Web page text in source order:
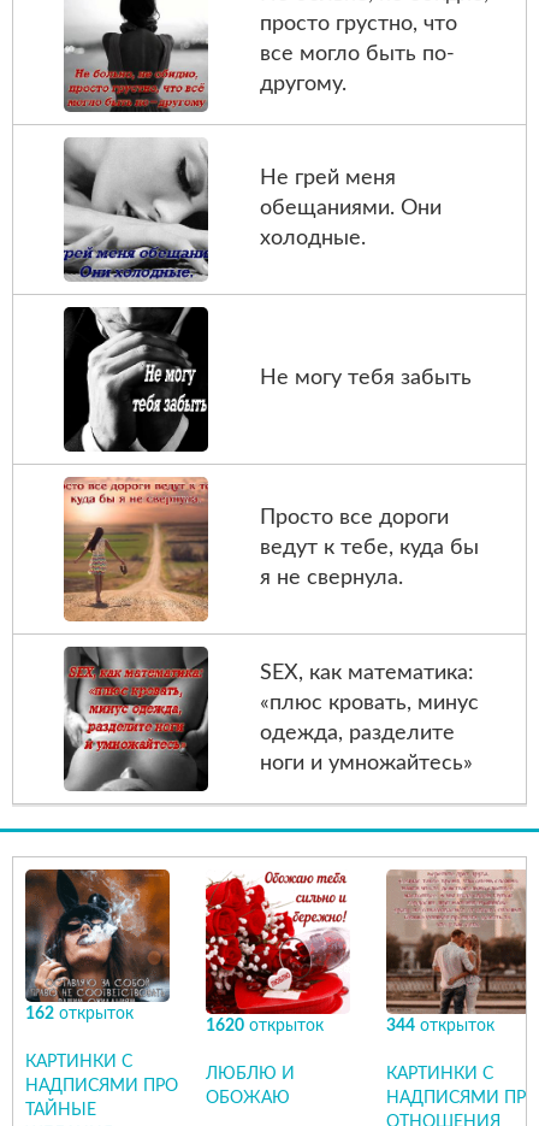
просто грустно, что
все могло быть по-
другому.
Не грей меня
обещаниями. Они
холодные.
Не могу тебя забыть
Просто все дороги
ведут к тебе, куда бы
я не свернула.
SEX, как математика:
«плюс кровать, минус
одежда, разделите
ноги и умножайтесь»
162 открыток
КАРТИНКИ С
НАДПИСЯМИ ПРО
ТАЙНЫЕ
1620 открыток
ЛЮБЛЮ И
ОБОЖАЮ
344 открыток
КАРТИНКИ С
НАДПИСЯМИ ПРО
ОТНОШЕНИЯ